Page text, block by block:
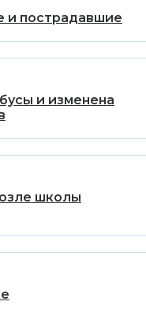
и пострадавшие
и изменена
школы